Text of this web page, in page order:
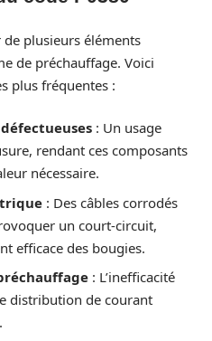
plusieurs éléments
de préchauffage. Voici
plus fréquentes :
: Un usage
rendant ces composants
nécessaire.
: Des câbles corrodés
un court-circuit,
efficace des bougies.
: L’inefficacité
distribution de courant